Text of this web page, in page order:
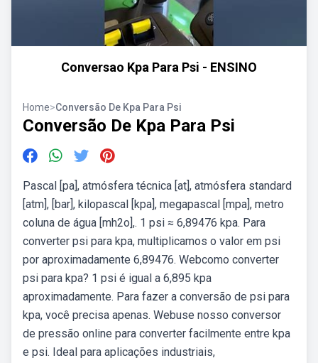
Conversao Kpa Para Psi - ENSINO
Home>Conversão De Kpa Para Psi
Conversão De Kpa Para Psi
Pascal [pa], atmósfera técnica [at], atmósfera standard
[atm], [bar], kilopascal [kpa], megapascal [mpa], metro
coluna de água [mh2o],. 1 psi ≈ 6,89476 kpa. Para
converter psi para kpa, multiplicamos o valor em psi
por aproximadamente 6,89476. Webcomo converter
psi para kpa? 1 psi é igual a 6,895 kpa
aproximadamente. Para fazer a conversão de psi para
kpa, você precisa apenas. Webuse nosso conversor
de pressão online para converter facilmente entre kpa
e psi. Ideal para aplicações industriais,